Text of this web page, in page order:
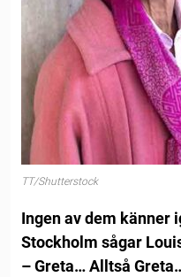
TT/Shutterstock
Ingen av dem känner
Stockholm sågar
– Greta… Alltså